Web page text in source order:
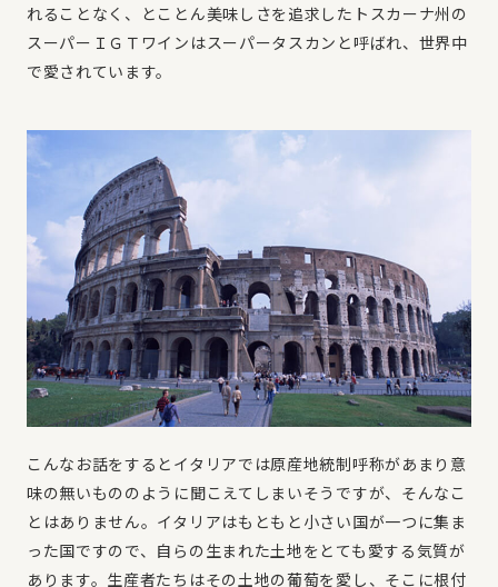
れることなく、とことん美味しさを追求したトスカーナ州の
スーパーＩＧＴワインはスーパータスカンと呼ばれ、世界中
で愛されています。
こんなお話をするとイタリアでは原産地統制呼称があまり意
味の無いもののように聞こえてしまいそうですが、そんなこ
とはありません。イタリアはもともと小さい国が一つに集ま
った国ですので、自らの生まれた土地をとても愛する気質が
あります。生産者たちはその土地の葡萄を愛し、そこに根付